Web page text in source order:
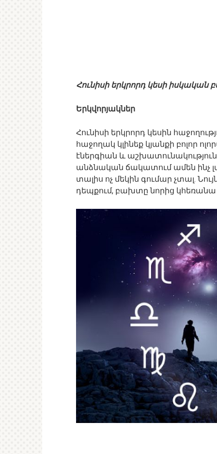
Հունիսի երկրորդ կեսի
Երկվորյակներ
Հունիսի երկրորդ կեսին
հաջողակ կլինեք կյանքի բոլոր
էներգիան և
անձնական ճակատում ամեն ինչ
տալիս ոչ մեկին գումար չտալ.
դեպքում, բախտը նորից կհեռանա